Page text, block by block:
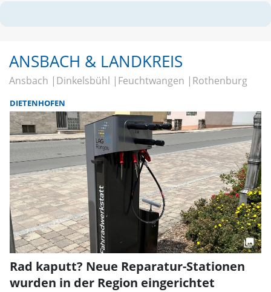
ANSBACH & LANDKREIS
Ansbach Dinkelsbühl Feuchtwangen Rothenburg
DIETENHOFEN
Rad kaputt? Neue Reparatur-Stationen
wurden in der Region eingerichtet